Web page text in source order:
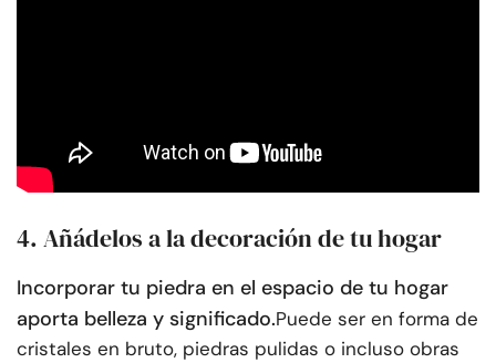
4. Añádelos a la decoración de tu hogar
Incorporar tu piedra en el espacio de tu hogar
aporta belleza y significado.Puede ser en forma de
cristales en bruto, piedras pulidas o incluso obras